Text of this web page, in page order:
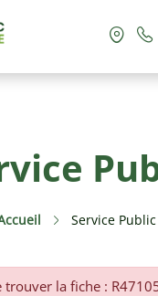
Service Public
trouver la fiche :